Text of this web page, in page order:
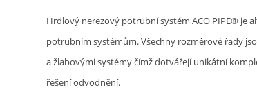
Hrdlový nerezový potrubní systém ACO PIPE® je
potrubním systémům. Všechny rozměrové řady
a žlabovými systémy čímž dotvářejí unikátní
řešení odvodnění.